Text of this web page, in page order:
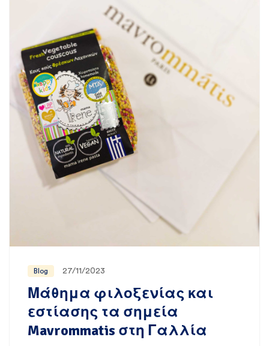
Blog 27/11/2023
Μάθημα φιλοξενίας και
εστίασης τα σημεία
Mavrommatis στη Γαλλία